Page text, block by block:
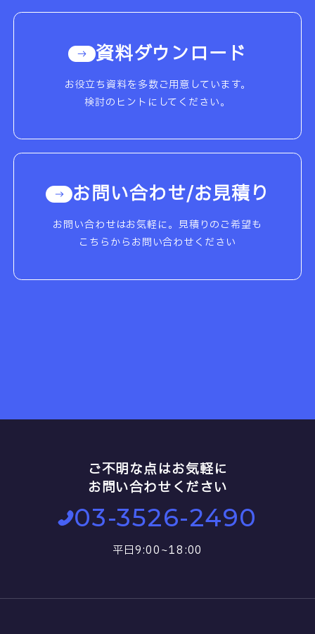
資料ダウンロード
お役立ち資料を多数ご用意しています。
検討のヒントにしてください。
お問い合わせ/お見積り
お問い合わせはお気軽に。見積りのご希望も
こちらからお問い合わせください
ご不明な点はお気軽に
お問い合わせください
03-3526-2490
平日9:00~18:00